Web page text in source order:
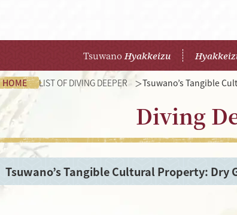
Tsuwano Hyakkeizu
HOME LIST OF DIVING DEEPER Tsuwano’s Tangible
Diving
Tsuwano’s Tangible Cultural Property: Dry